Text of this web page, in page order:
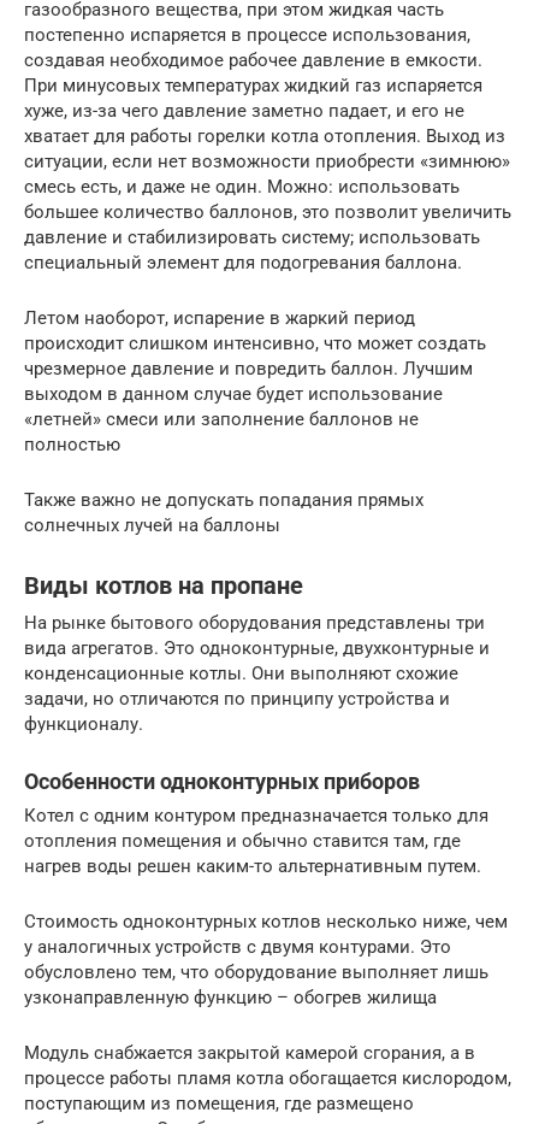
газообразного вещества, при этом жидкая часть
постепенно испаряется в процессе использования,
создавая необходимое рабочее давление в емкости.
При минусовых температурах жидкий газ испаряется
хуже, из-за чего давление заметно падает, и его не
хватает для работы горелки котла отопления. Выход из
ситуации, если нет возможности приобрести «зимнюю»
смесь есть, и даже не один. Можно: использовать
большее количество баллонов, это позволит увеличить
давление и стабилизировать систему; использовать
специальный элемент для подогревания баллона.
Летом наоборот, испарение в жаркий период
происходит слишком интенсивно, что может создать
чрезмерное давление и повредить баллон. Лучшим
выходом в данном случае будет использование
«летней» смеси или заполнение баллонов не
полностью
Также важно не допускать попадания прямых
солнечных лучей на баллоны
Виды котлов на пропане
На рынке бытового оборудования представлены три
вида агрегатов. Это одноконтурные, двухконтурные и
конденсационные котлы. Они выполняют схожие
задачи, но отличаются по принципу устройства и
функционалу.
Особенности одноконтурных приборов
Котел с одним контуром предназначается только для
отопления помещения и обычно ставится там, где
нагрев воды решен каким-то альтернативным путем.
Стоимость одноконтурных котлов несколько ниже, чем
у аналогичных устройств с двумя контурами. Это
обусловлено тем, что оборудование выполняет лишь
узконаправленную функцию – обогрев жилища
Модуль снабжается закрытой камерой сгорания, а в
процессе работы пламя котла обогащается кислородом,
поступающим из помещения, где размещено